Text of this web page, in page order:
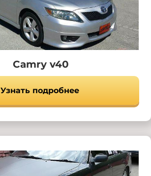
Camry v40
Узнать подробнее